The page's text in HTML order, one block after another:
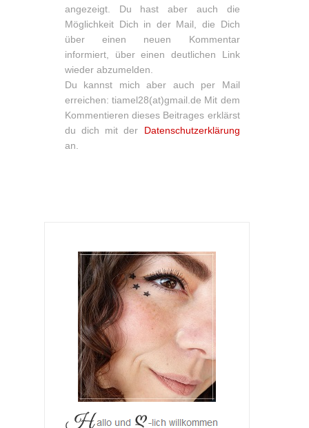
angezeigt. Du hast aber auch die
Möglichkeit Dich in der Mail, die Dich
über einen neuen Kommentar
informiert, über einen deutlichen Link
wieder abzumelden.
Du kannst mich aber auch per Mail
erreichen: tiamel28(at)gmail.de Mit dem
Kommentieren dieses Beitrages erklärst
du dich mit der Datenschutzerklärung
an.